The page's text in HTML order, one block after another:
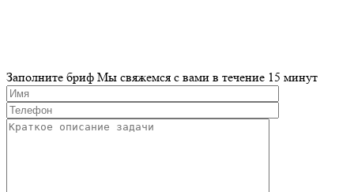
Заполните бриф Мы свяжемся с вами в течение 15 минут